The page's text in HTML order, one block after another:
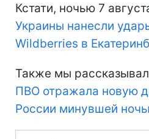
Кстати, ночью 7
Украины нанесли
Wildberries в
Также мы
ПВО отражала новую
России минувшей